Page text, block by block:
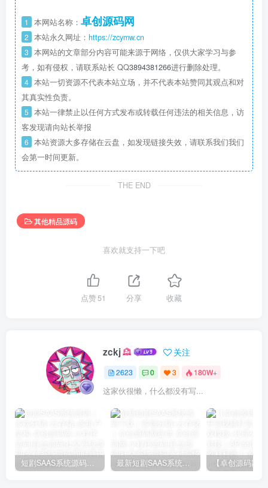
1 本网站名称： 卓创源码网
2 本站永久网址： https://zcymw.cn
3 本网站的文章部分内容可能来源于网络，仅供大家学习与参
考，如有侵权，请联系站长 QQ3894381266进行删除处理。
4 本站一切资源不代表本站立场，并不代表本站赞同其观点和对
其真实性负责。
5 本站一律禁止以任何方式发布或转载任何违法的相关信息，访
客发现请向站长举报
6 本站资源大多存储在云盘，如发现链接失效，请联系我们我们
会第一时间更新。
THE END
其他精品源码
喜欢就支持一下吧
点赞51 分享 收藏
zckj 关注
2623 0 3 180W+
这家伙很懒，什么都没有写...
短剧SAAS系统源码｜多端分销+云存储+多租户架构 最新短剧SAAS系统源码下载｜多端分销+云存储｜卓创源码网提供